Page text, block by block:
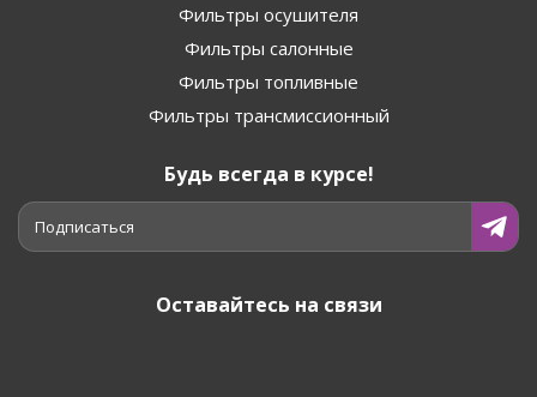
Фильтры осушителя
Фильтры салонные
Фильтры топливные
Фильтры трансмиссионный
Будь всегда в курсе!
Подписаться
Оставайтесь на связи